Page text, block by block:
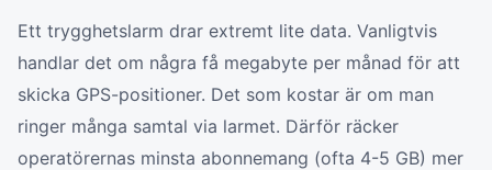
Ett trygghetslarm drar extremt lite data. Vanligtvis
handlar det om några få megabyte per månad för att
skicka GPS-positioner. Det som kostar är om man
ringer många samtal via larmet. Därför räcker
operatörernas minsta abonnemang (ofta 4-5 GB) mer